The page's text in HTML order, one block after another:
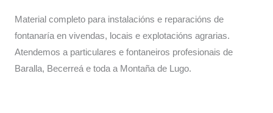
Material completo para instalacións e reparacións de
fontanaría en vivendas, locais e explotacións agrarias.
Atendemos a particulares e fontaneiros profesionais de
Baralla, Becerreá e toda a Montaña de Lugo.